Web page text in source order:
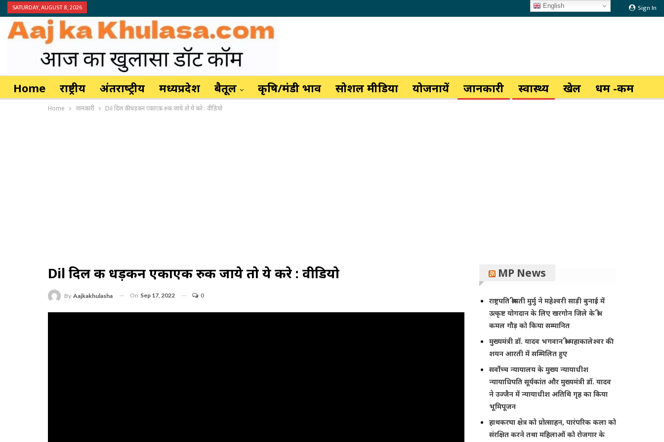
Sign In
SATURDAY, AUGUST 8, 2026
Home राष्ट्रीय अंतर्राष्‍ट्रीय मध्यप्रदेश बैतूल कृषि/मंडी भाव सोशल मीडिया योजनायें जानकारी स्वास्थ्य खेल धर्म -कर्म
Home जानकारी Dil दिल की धड़कन एकाएक रुक जाये तो ये करे : वीडियो
Dil दिल की धड़कन एकाएक रुक जाये तो ये करे : वीडियो
By Aajkakhulasha On Sep 17, 2022 0
MP News
राष्ट्रपति श्रीमती मुर्मु ने महेश्वरी साड़ी बुनाई में
उत्कृष्ट योगदान के लिए खरगोन जिले के श्री
कमल गौड़ को किया सम्मानित
मुख्यमंत्री डॉ. यादव भगवान श्री महाकालेश्‍वर की
शयन आरती में सम्मिलित हुए
सर्वोच्च न्यायालय के मुख्‍य न्‍यायाधीश
न्यायाधिपति सूर्यकांत और मुख्यमंत्री डॉ. यादव
ने उज्जैन में न्यायाधीश अतिथि गृह का किया
भूमिपूजन
हाथकरघा क्षेत्र को प्रोत्साहन, पारंपरिक कला को
संरक्षित करने तथा महिलाओं को रोजगार के
English